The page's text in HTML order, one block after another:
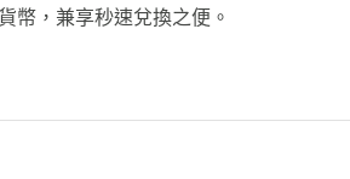
幣，兼享秒速兌換之便。